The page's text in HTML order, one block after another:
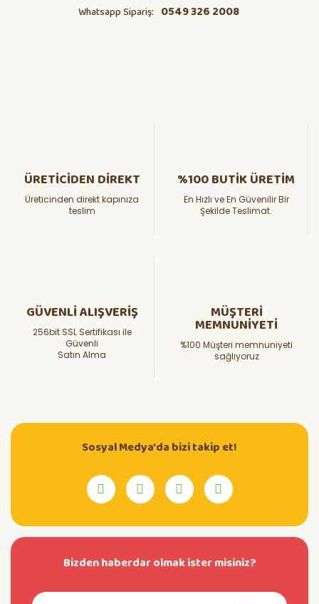
Whatsapp Sipariş: 0549 326 2008
ÜRETİCİDEN DİREKT
Üreticinden direkt kapınıza
teslim
%100 BUTİK ÜRETİM
En Hızlı ve En Güvenilir Bir
Şekilde Teslimat.
GÜVENLİ ALIŞVERİŞ
256bit SSL Sertifikası ile
Güvenli
Satın Alma
MÜŞTERİ
MEMNUNİYETİ
%100 Müşteri memnuniyeti
sağlıyoruz
Sosyal Medya'da bizi takip et!
Bizden haberdar olmak ister misiniz?